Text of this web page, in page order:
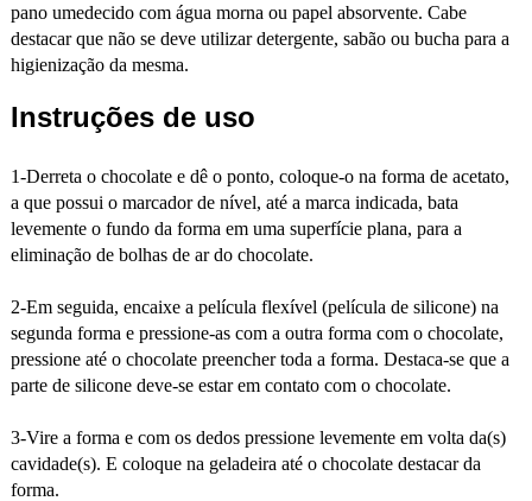
pano umedecido com água morna ou papel absorvente. Cabe
destacar que não se deve utilizar detergente, sabão ou bucha para a
higienização da mesma.
Instruções de uso
1-Derreta o chocolate e dê o ponto, coloque-o na forma de acetato,
a que possui o marcador de nível, até a marca indicada, bata
levemente o fundo da forma em uma superfície plana, para a
eliminação de bolhas de ar do chocolate.
2-Em seguida, encaixe a película flexível (película de silicone) na
segunda forma e pressione-as com a outra forma com o chocolate,
pressione até o chocolate preencher toda a forma. Destaca-se que a
parte de silicone deve-se estar em contato com o chocolate.
3-Vire a forma e com os dedos pressione levemente em volta da(s)
cavidade(s). E coloque na geladeira até o chocolate destacar da
forma.